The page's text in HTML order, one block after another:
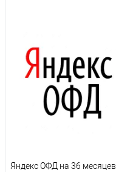
Яндекс ОФД на 36 месяцев